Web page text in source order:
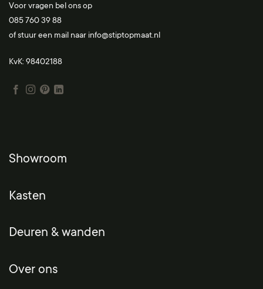
Voor vragen bel ons op
085 760 39 88
of stuur een mail naar info@stiptopmaat.nl
KvK: 98402188
Showroom
Kasten
Deuren & wanden
Over ons